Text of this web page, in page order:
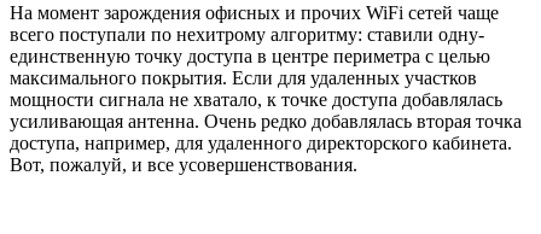
На момент зарождения офисных и прочих WiFi сетей чаще
всего поступали по нехитрому алгоритму: ставили одну-
единственную точку доступа в центре периметра с целью
максимального покрытия. Если для удаленных участков
мощности сигнала не хватало, к точке доступа добавлялась
усиливающая антенна. Очень редко добавлялась вторая точка
доступа, например, для удаленного директорского кабинета.
Вот, пожалуй, и все усовершенствования.